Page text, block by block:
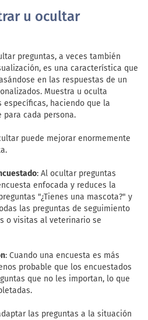
u ocultar
preguntas, a veces también
es una característica que
en las respuestas de un
Muestra u oculta
haciendo que la
para cada persona.
puede mejorar enormemente
: Al ocultar preguntas
enfocada y reduces la
"¿Tienes una mascota?" y
las preguntas de seguimiento
o visitas al veterinario se
: Cuando una encuesta es más
probable que los encuestados
que no les importan, lo que
las preguntas a la situación